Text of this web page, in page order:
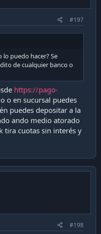
#197
lo puedo hacer? Se
de cualquier banco o
https://pago-
o en sucursal puedes
puedes depositar a la
ando medio atorado
tira cuotas sin interés y
#198